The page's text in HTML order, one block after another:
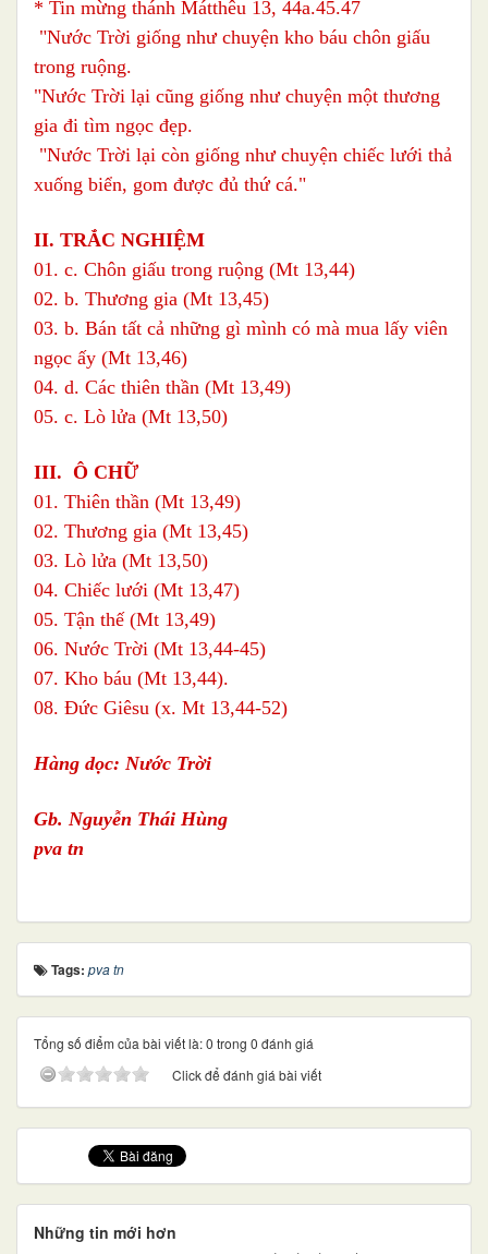
* Tin mừng thánh Mátthêu 13, 44a.45.47
"Nước Trời giống như chuyện kho báu chôn giấu
trong ruộng.
"Nước Trời lại cũng giống như chuyện một thương
gia đi tìm ngọc đẹp.
"Nước Trời lại còn giống như chuyện chiếc lưới thả
xuống biển, gom được đủ thứ cá."
II. TRẮC NGHIỆM
01. c. Chôn giấu trong ruộng (Mt 13,44)
02. b. Thương gia (Mt 13,45)
03. b. Bán tất cả những gì mình có mà mua lấy viên
ngọc ấy (Mt 13,46)
04. d. Các thiên thần (Mt 13,49)
05. c. Lò lửa (Mt 13,50)
III. Ô CHỮ
01. Thiên thần (Mt 13,49)
02. Thương gia (Mt 13,45)
03. Lò lửa (Mt 13,50)
04. Chiếc lưới (Mt 13,47)
05. Tận thế (Mt 13,49)
06. Nước Trời (Mt 13,44-45)
07. Kho báu (Mt 13,44).
08. Đức Giêsu (x. Mt 13,44-52)
Hàng dọc: Nước Trời
Gb. Nguyễn Thái Hùng
pva tn
Tags: pva tn
Tổng số điểm của bài viết là: 0 trong 0 đánh giá
Click để đánh giá bài viết
Những tin mới hơn